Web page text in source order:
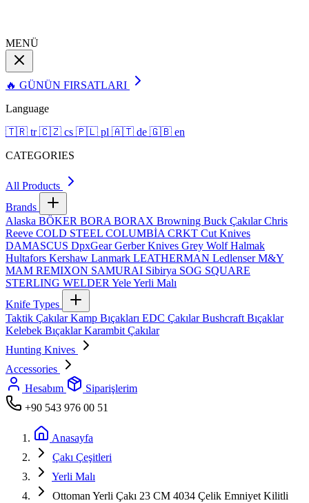
MENÜ
🔥 GÜNÜN FIRSATLARI
Language
🇹🇷 tr 🇨🇿 cs 🇵🇱 pl 🇦🇹 de 🇬🇧 en
CATEGORIES
All Products
Brands
Alaska BÖKER BORA BORAX Browning Buck ÇakılarChris
Reeve COLD STEEL COLUMBİA CRKT Cut Knives
DAMASCUS DpxGearGerber Knives Grey WolfHalmak
Hultafors Kershaw Lanmark LEATHERMAN LedlenserM&Y
MAM REMIXON SAMURAI Sibirya SOG SQUARE
STERLING WELDER YeleYerli Malı
Knife Types
Taktik ÇakılarKamp Bıçakları EDC ÇakılarBushcraft Bıçaklar
Kelebek BıçaklarKarambit Çakılar
Hunting Knives
Accessories
Hesabım
Siparişlerim
+90 543 976 00 51
Anasayfa
Çakı Çeşitleri
Yerli Malı
Ottoman Yerli Çakı 23 CM 4034 Çelik Emniyet Kilitli